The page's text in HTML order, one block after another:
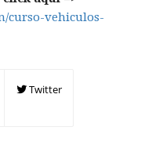
curso-vehiculos-
Twitter